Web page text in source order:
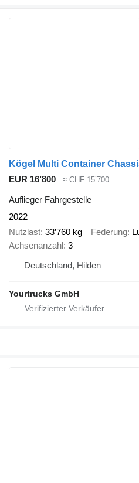
Kögel Multi Container
EUR 16’800
≈ CHF 15’700
Auflieger Fahrgestelle
2022
Nutzlast 33’760 kg Federung
Achsenanzahl 3
Deutschland, Hilden
Yourtrucks GmbH